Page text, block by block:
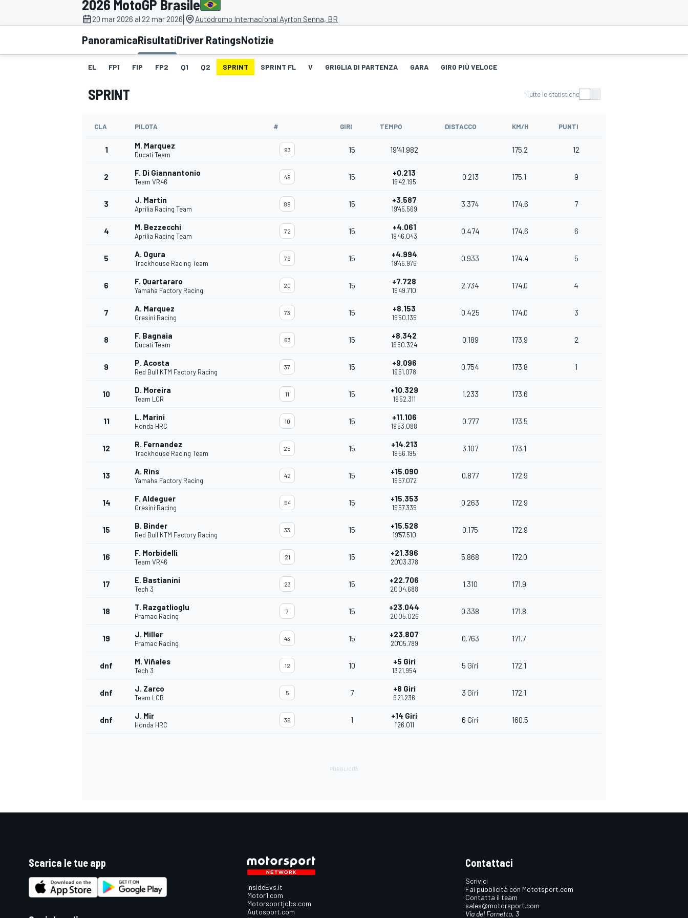
MOTOGP WEC
WRC
MONOPOSTO
2026 MotoGP Brasile
20 mar 2026 al 22 mar 2026| Autódromo Internacional Ayrton Senna, BR
PanoramicaRisultatiDriver RatingsNotizie
EL FP1 FIP FP2 Q1 Q2 SPRINT SPRINT FL V GRIGLIA DI PARTENZA GARA GIRO PIÙ VELOCE
SPRINT Tutte le statistiche
CLA PILOTA # GIRI TEMPO DISTACCO KM/H PUNTI
1 M. Marquez
Ducati Team
93 15 19'41.982 175.2 12
2 F. Di Giannantonio
Team VR46
49 15 +0.213
19'42.195
0.213 175.1 9
3 J. Martin
Aprilia Racing Team
89 15 +3.587
19'45.569
3.374 174.6 7
4 M. Bezzecchi
Aprilia Racing Team
72 15 +4.061
19'46.043
0.474 174.6 6
5 A. Ogura
Trackhouse Racing Team
79 15 +4.994
19'46.976
0.933 174.4 5
6 F. Quartararo
Yamaha Factory Racing
20 15 +7.728
19'49.710
2.734 174.0 4
7 A. Marquez
Gresini Racing
73 15 +8.153
19'50.135
0.425 174.0 3
8 F. Bagnaia
Ducati Team
63 15 +8.342
19'50.324
0.189 173.9 2
9 P. Acosta
Red Bull KTM Factory Racing
37 15 +9.096
19'51.078
0.754 173.8 1
10 D. Moreira
Team LCR
11 15 +10.329
19'52.311
1.233 173.6
11 L. Marini
Honda HRC
10 15 +11.106
19'53.088
0.777 173.5
12 R. Fernandez
Trackhouse Racing Team
25 15 +14.213
19'56.195
3.107 173.1
13 A. Rins
Yamaha Factory Racing
42 15 +15.090
19'57.072
0.877 172.9
14 F. Aldeguer
Gresini Racing
54 15 +15.353
19'57.335
0.263 172.9
15 B. Binder
Red Bull KTM Factory Racing
33 15 +15.528
19'57.510
0.175 172.9
16 F. Morbidelli
Team VR46
21 15 +21.396
20'03.378
5.868 172.0
17 E. Bastianini
Tech 3
23 15 +22.706
20'04.688
1.310 171.9
18 T. Razgatlioglu
Pramac Racing
7 15 +23.044
20'05.026
0.338 171.8
19 J. Miller
Pramac Racing
43 15 +23.807
20'05.789
0.763 171.7
dnf M. Viñales
Tech 3
12 10 +5 Giri
13'21.954
5 Giri 172.1
dnf J. Zarco
Team LCR
5 7 +8 Giri
9'21.236
3 Giri 172.1
dnf J. Mir
Honda HRC
36 1 +14 Giri
1'26.011
6 Giri 160.5
Scarica le tue app
InsideEvs.it
Motor1.com
Motorsportjobs.com
Autosport.com
Contattaci
Scrivici
Fai pubblicità con Mototsport.com
Contatta il team
sales@motorsport.com
Via del Fornetto, 3